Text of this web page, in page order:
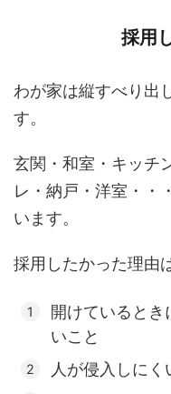
採用
わが家は縦すべり出
す。
玄関・和室・キッチ
レ・納戸・洋室・・
います。
採用したかった理由
開けているとき
いこと
人が侵入しに